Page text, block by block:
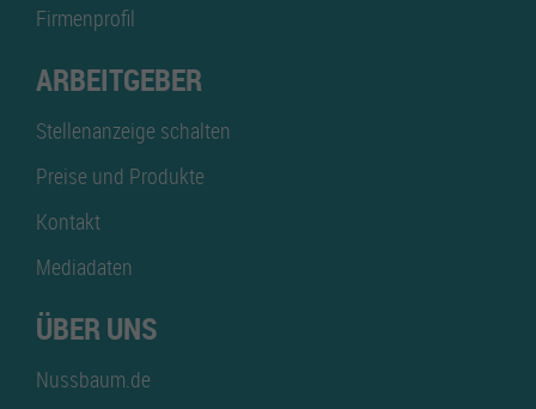
Firmenprofil
ARBEITGEBER
Stellenanzeige schalten
Preise und Produkte
Kontakt
Mediadaten
ÜBER UNS
Nussbaum.de